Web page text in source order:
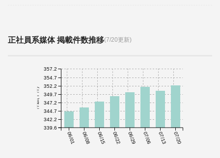
正社員系媒体 掲載件数推移(7/20更新)
06/01 06/08 06/15 06/22 06/29 07/06 07/13 07/20
件数(千件)
339.6
342.2
344.7
347.2
349.7
352.2
354.7
357.2